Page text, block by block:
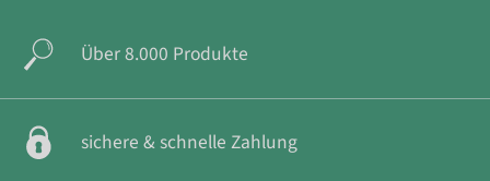
Über 8.000 Produkte
sichere & schnelle Zahlung